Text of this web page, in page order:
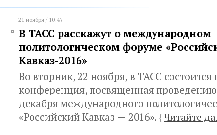
21 ноября / 10:47
В ТАСС расскажут о международном
политологическом форуме
Кавказ-2016»
Во вторник, 22 ноября, в ТАСС состоится
конференция, посвященная проведению
декабря международного
«Российский Кавказ — 2016». {Читайте